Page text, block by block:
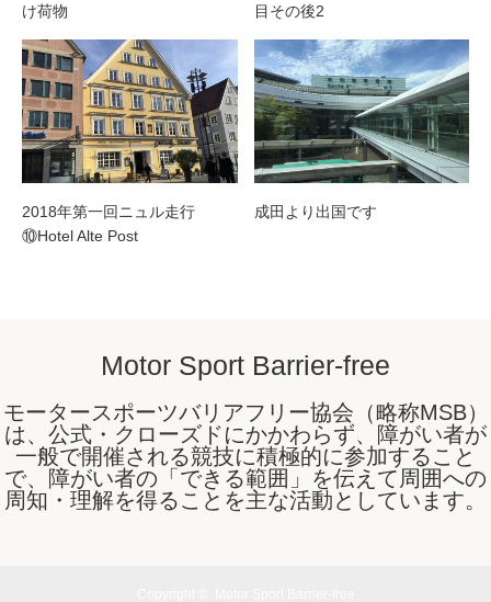
け荷物
目その後2
2018年第一回ニュル走行
⑩Hotel Alte Post
成田より出国です
Motor Sport Barrier-free
モータースポーツバリアフリー協会（略称MSB）
は、公式・クローズドにかかわらず、障がい者が
一般で開催される競技に積極的に参加すること
で、障がい者の「できる範囲」を伝えて周囲への
周知・理解を得ることを主な活動としています。